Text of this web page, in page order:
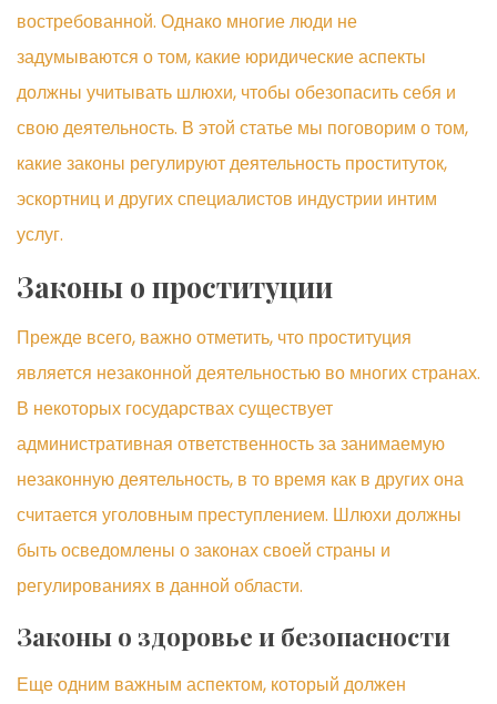
востребованной. Однако многие люди не
задумываются о том, какие юридические аспекты
должны учитывать шлюхи, чтобы обезопасить себя и
свою деятельность. В этой статье мы поговорим о том,
какие законы регулируют деятельность проституток,
эскортниц и других специалистов индустрии интим
услуг.
Законы о проституции
Прежде всего, важно отметить, что проституция
является незаконной деятельностью во многих странах.
В некоторых государствах существует
административная ответственность за занимаемую
незаконную деятельность, в то время как в других она
считается уголовным преступлением. Шлюхи должны
быть осведомлены о законах своей страны и
регулированиях в данной области.
Законы о здоровье и безопасности
Еще одним важным аспектом, который должен